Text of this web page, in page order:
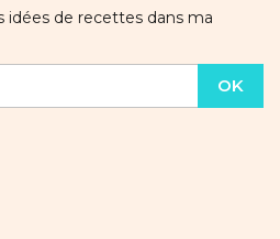
idées de recettes dans ma